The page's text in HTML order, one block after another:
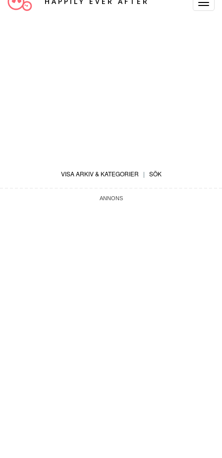
Toggle
VISA ARKIV & KATEGORIER | SÖK